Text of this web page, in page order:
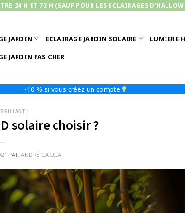
24 H ET 72 H (SAUF POUR LES ECLAIRAGES
JARDIN ECLAIRAGE JARDIN SOLAIRE LUMIERE
JARDIN PAS CHER
-10 % si vous créez un compte
!
solaire choisir ?
PARANDRÉ CACCIA